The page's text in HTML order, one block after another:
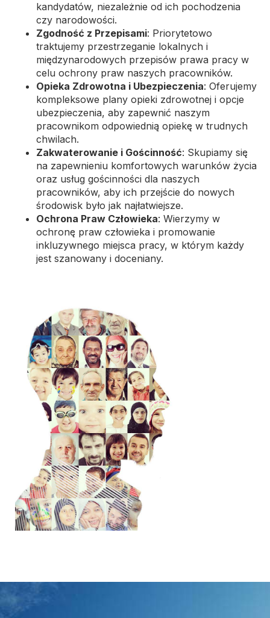
kandydatów, niezależnie od ich pochodzenia
czy narodowości.
Zgodność z Przepisami: Priorytetowo
traktujemy przestrzeganie lokalnych i
międzynarodowych przepisów prawa pracy w
celu ochrony praw naszych pracowników.
Opieka Zdrowotna i Ubezpieczenia: Oferujemy
kompleksowe plany opieki zdrowotnej i opcje
ubezpieczenia, aby zapewnić naszym
pracownikom odpowiednią opiekę w trudnych
chwilach.
Zakwaterowanie i Gościnność: Skupiamy się
na zapewnieniu komfortowych warunków życia
oraz usług gościnności dla naszych
pracowników, aby ich przejście do nowych
środowisk było jak najłatwiejsze.
Ochrona Praw Człowieka: Wierzymy w
ochronę praw człowieka i promowanie
inkluzywnego miejsca pracy, w którym każdy
jest szanowany i doceniany.